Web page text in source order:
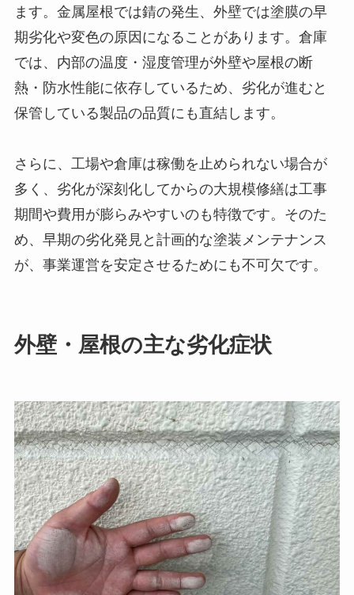
ます。金属屋根では錆の発生、外壁では塗膜の早
期劣化や変色の原因になることがあります。倉庫
では、内部の温度・湿度管理が外壁や屋根の断
熱・防水性能に依存しているため、劣化が進むと
保管している製品の品質にも直結します。
さらに、工場や倉庫は稼働を止められない場合が
多く、劣化が深刻化してからの大規模修繕は工事
期間や費用が膨らみやすいのも特徴です。そのた
め、早期の劣化発見と計画的な塗装メンテナンス
が、事業運営を安定させるためにも不可欠です。
外壁・屋根の主な劣化症状